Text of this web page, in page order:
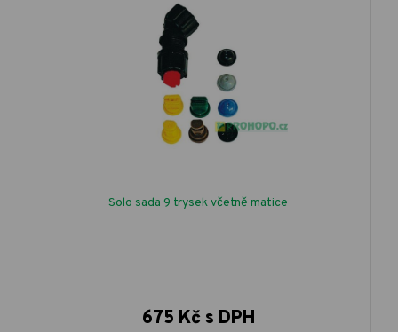
Solo sada 9 trysek včetně matice
675 Kč s DPH